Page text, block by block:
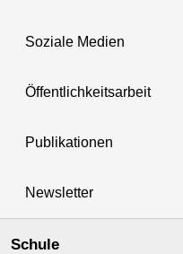
Soziale Medien
Öffentlichkeitsarbeit
Publikationen
Newsletter
Schule